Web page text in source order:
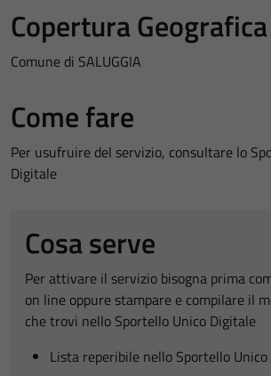
Copertura Geografica
Comune di SALUGGIA
Come fare
Per usufruire del servizio, consultare lo
Digitale
Cosa serve
Per attivare il servizio bisogna prima
on line oppure stampare e compilare il
che trovi nello Sportello Unico Digitale
Lista reperibile nello Sportello